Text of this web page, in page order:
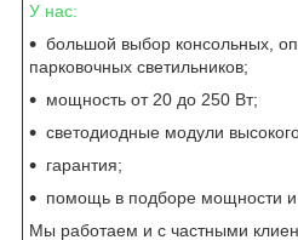
У нас:
большой выбор консольных,
парковочных светильников;
мощность от 20 до 250 Вт;
светодиодные модули
гарантия;
помощь в подборе мощности и
Мы работаем и с частными